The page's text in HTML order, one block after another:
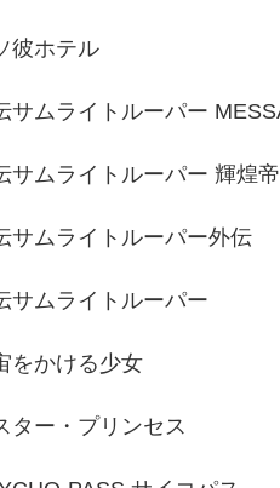
彼ホテル
サムライトルーパー
サムライトルーパー 輝煌
サムライトルーパー外伝
サムライトルーパー
をかける少女
ター・プリンセス